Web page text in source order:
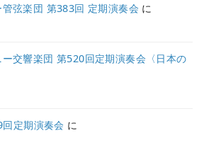
弦楽団 第383回 定期演奏会 に
交響楽団 第520回定期演奏会〈日本の
定期演奏会 に